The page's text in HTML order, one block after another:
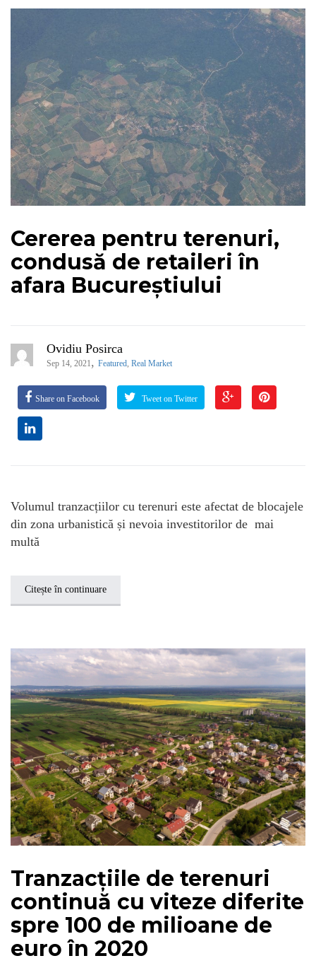
Cererea pentru terenuri,
condusă de retaileri în
afara Bucureștiului
Ovidiu Posirca
Sep 14, 2021, Featured, Real Market
Share on Facebook Tweet on Twitter
Volumul tranzacțiilor cu terenuri este afectat de blocajele
din zona urbanistică și nevoia investitorilor de mai
multă
Citește în continuare
Tranzacțiile de terenuri
continuă cu viteze diferite
spre 100 de milioane de
euro în 2020